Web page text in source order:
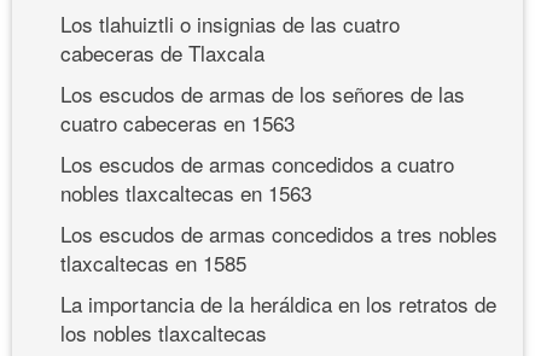
Los tlahuiztli o insignias de las cuatro
cabeceras de Tlaxcala
Los escudos de armas de los señores de las
cuatro cabeceras en 1563
Los escudos de armas concedidos a cuatro
nobles tlaxcaltecas en 1563
Los escudos de armas concedidos a tres nobles
tlaxcaltecas en 1585
La importancia de la heráldica en los retratos de
los nobles tlaxcaltecas